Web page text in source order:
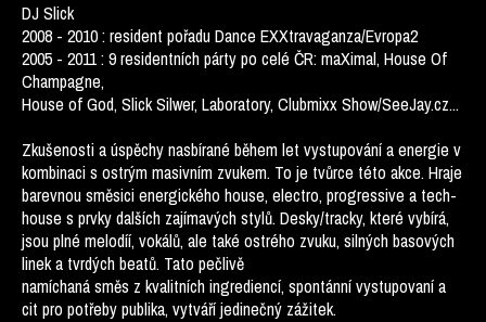
DJ Slick
2008 - 2010 : resident pořadu Dance EXXtravaganza/Evropa2
2005 - 2011 : 9 residentních párty po celé ČR: maXimal, House Of
Champagne,
House of God, Slick Silwer, Laboratory, Clubmixx Show/SeeJay.cz...
Zkušenosti a úspěchy nasbírané během let vystupování a energie v
kombinaci s ostrým masivním zvukem. To je tvůrce této akce. Hraje
barevnou směsici energického house, electro, progressive a tech-
house s prvky dalších zajímavých stylů. Desky/tracky, které vybírá,
jsou plné melodíí, vokálů, ale také ostrého zvuku, silných basových
linek a tvrdých beatů. Tato pečlivě
namíchaná směs z kvalitních ingrediencí, spontánní vystupovaní a
cit pro potřeby publika, vytváří jedinečný zážitek.